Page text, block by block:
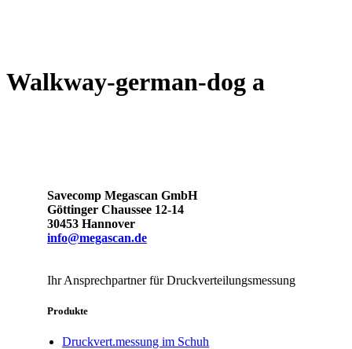
Walkway-german-dog a
Savecomp Megascan GmbH
Göttinger Chaussee 12-14
30453 Hannover
info@megascan.de
Ihr Ansprechpartner für Druckverteilungsmessung
Produkte
Druckvert.messung im Schuh